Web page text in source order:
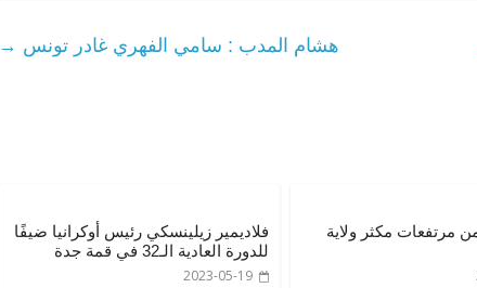
هشام المدب : سامي الفهري غادر تونس →
مرتفعات مكثر ولاية
فلاديمير زيلينسكي رئيس أوكرانيا ضيفًا
للدورة العادية الـ32 في ‎قمة جدة
2023-05-19